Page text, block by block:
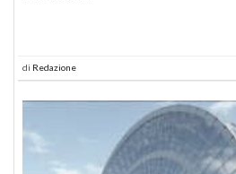
di Redazione